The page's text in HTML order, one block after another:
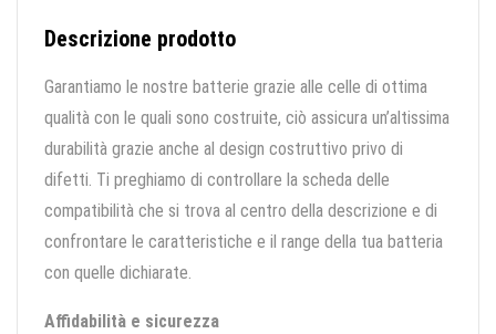
Descrizione prodotto
Garantiamo le nostre batterie grazie alle celle di ottima
qualità con le quali sono costruite, ciò assicura un’altissima
durabilità grazie anche al design costruttivo privo di
difetti. Ti preghiamo di controllare la scheda delle
compatibilità che si trova al centro della descrizione e di
confrontare le caratteristiche e il range della tua batteria
con quelle dichiarate.
Affidabilità e sicurezza